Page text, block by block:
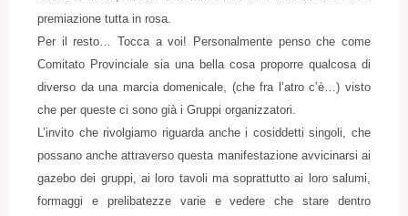
premiazione tutta in rosa.
Per il resto… Tocca a voi! Personalmente penso che come
Comitato Provinciale sia una bella cosa proporre qualcosa di
diverso da una marcia domenicale, (che fra l’atro c’è…) visto
che per queste ci sono già i Gruppi organizzatori.
L’invito che rivolgiamo riguarda anche i cosiddetti singoli, che
possano anche attraverso questa manifestazione avvicinarsi ai
gazebo dei gruppi, ai loro tavoli ma soprattutto ai loro salumi,
formaggi e prelibatezze varie e vedere che stare dentro